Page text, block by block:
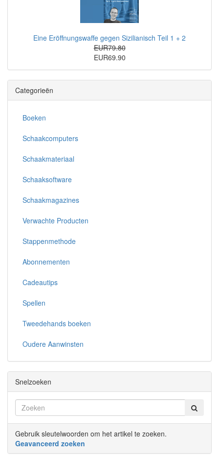
Eine Eröffnungswaffe gegen Sizilianisch Teil 1 + 2
EUR79.80
EUR69.90
Categorieën
Boeken
Schaakcomputers
Schaakmateriaal
Schaaksoftware
Schaakmagazines
Verwachte Producten
Stappenmethode
Abonnementen
Cadeautips
Spellen
Tweedehands boeken
Oudere Aanwinsten
Snelzoeken
Gebruik sleutelwoorden om het artikel te zoeken.
Geavanceerd zoeken